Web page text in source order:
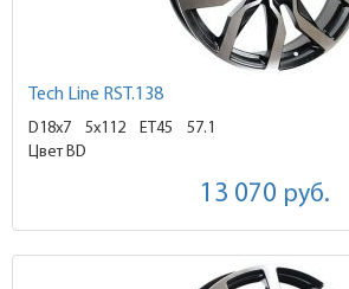
Tech Line RST.138
D18x7 5x112 ET45
57.1
Цвет BD
13 070 руб.